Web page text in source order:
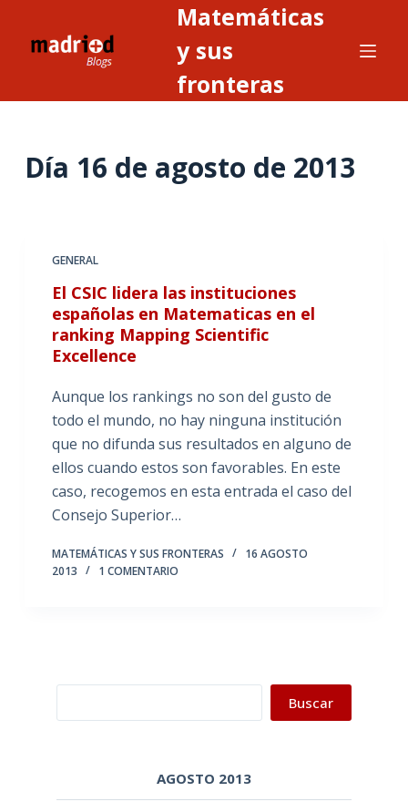
Matemáticas
y sus
fronteras
Día 16 de agosto de 2013
GENERAL
El CSIC lidera las instituciones
españolas en Matematicas en el
ranking Mapping Scientific
Excellence
Aunque los rankings no son del gusto de
todo el mundo, no hay ninguna institución
que no difunda sus resultados en alguno de
ellos cuando estos son favorables. En este
caso, recogemos en esta entrada el caso del
Consejo Superior…
MATEMÁTICAS Y SUS FRONTERAS
16 AGOSTO
2013
1 COMENTARIO
Buscar
AGOSTO 2013